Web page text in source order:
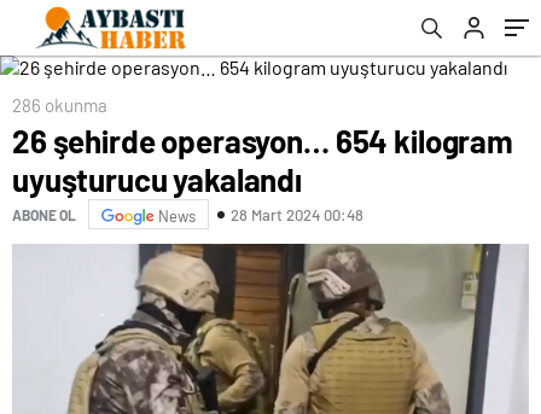
286 okunma
26 şehirde operasyon… 654 kilogram
uyuşturucu yakalandı
ABONE OL News 28 Mart 2024 00:48